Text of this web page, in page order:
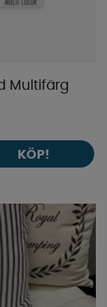
Multifärg
KÖP!